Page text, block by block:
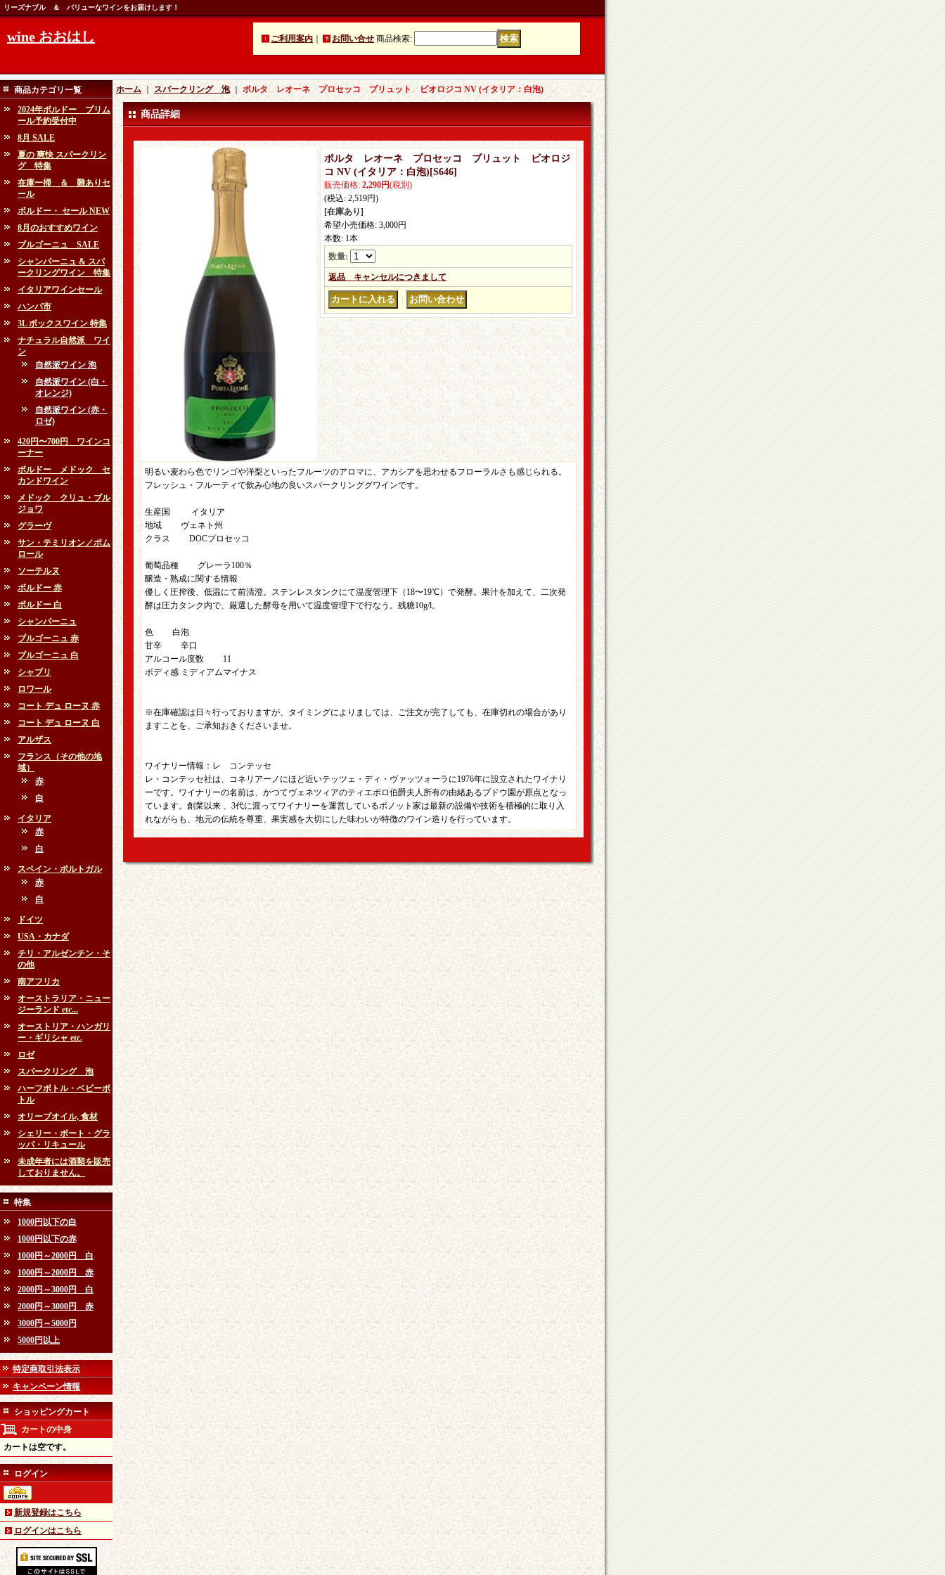
リーズナブル ＆ バリューなワインをお届けします！
wine おおはし ご利用案内 お問い合せ 商品検索:
商品カテゴリ一覧
2024年ボルドー プリム
ール予約受付中
8月 SALE
夏の 爽快 スパークリン
グ 特集
在庫一掃 ＆ 難ありセ
ール
ボルドー・ セール NEW
8月のおすすめワイン
ブルゴーニュ SALE
シャンパーニュ & スパ
ークリングワイン 特集
イタリアワインセール
ハンパ市
3L ボックスワイン 特集
ナチュラル自然派 ワイ
ン
自然派ワイン 泡
自然派ワイン (白・
オレンジ)
自然派ワイン (赤・
ロゼ)
420円〜700円 ワインコ
ーナー
ボルドー メドック セ
カンドワイン
メドック クリュ・ブル
ジョワ
グラーヴ
サン・テミリオン／ポム
ロール
ソーテルヌ
ボルドー 赤
ボルドー 白
シャンパーニュ
ブルゴーニュ 赤
ブルゴーニュ 白
シャブリ
ロワール
コート デュ ローヌ 赤
コート デュ ローヌ 白
アルザス
フランス（その他の地
域）
赤
白
イタリア
赤
白
スペイン・ポルトガル
赤
白
ドイツ
USA・カナダ
チリ・アルゼンチン・そ
の他
南アフリカ
オーストラリア・ニュー
ジーランド etc...
オーストリア・ハンガリ
ー・ギリシャ etc.
ロゼ
スパークリング 泡
ハーフボトル・ベビーボ
トル
オリーブオイル, 食材
シェリー・ポート・グラ
ッパ・リキュール
未成年者には酒類を販売
しておりません。
特集
1000円以下の白
1000円以下の赤
1000円～2000円 白
1000円～2000円 赤
2000円～3000円 白
2000円～3000円 赤
3000円～5000円
5000円以上
特定商取引法表示
キャンペーン情報
ショッピングカート
カートの中身
カートは空です。
ログイン
新規登録はこちら
ログインはこちら
ホーム スパークリング 泡｜ ポルタ レオーネ プロセッコ ブリュット ビオロジコ NV (イタリア：白泡)
商品詳細
ポルタ レオーネ プロセッコ ブリュット ビオロジ
コ NV (イタリア：白泡) [S646]
販売価格: 2,290円(税別)
(税込: 2,519円)
[在庫あり]
希望小売価格: 3,000円
本数: 1本
数量:
返品 キャンセルにつきまして
明るい麦わら色でリンゴや洋梨といったフルーツのアロマに、アカシアを思わせるフローラルさも感じられる。
フレッシュ・フルーティで飲み心地の良いスパークリンググワインです。
生産国 イタリア
地域 ヴェネト州
クラス DOCプロセッコ
葡萄品種 グレーラ100％
醸造・熟成に関する情報
優しく圧搾後、低温にて前清澄。ステンレスタンクにて温度管理下（18〜19℃）で発酵。果汁を加えて、二次発
酵は圧力タンク内で、厳選した酵母を用いて温度管理下で行なう。残糖10g/l。
色 白泡
甘辛 辛口
アルコール度数 11
ボディ感 ミディアムマイナス
※在庫確認は日々行っておりますが、タイミングによりましては、ご注文が完了しても、在庫切れの場合があり
ますことを、ご承知おきくださいませ。
ワイナリー情報：レ コンテッセ
レ・コンテッセ社は、コネリアーノにほど近いテッツェ・ディ・ヴァッツォーラに1976年に設立されたワイナリ
ーです。ワイナリーの名前は、かつてヴェネツィアのティエポロ伯爵夫人所有の由緒あるブドウ園が原点となっ
ています。創業以来 、3代に渡ってワイナリーを運営しているボノット家は最新の設備や技術を積極的に取り入
れながらも、地元の伝統を尊重、果実感を大切にした味わいが特徴のワイン造りを行っています。